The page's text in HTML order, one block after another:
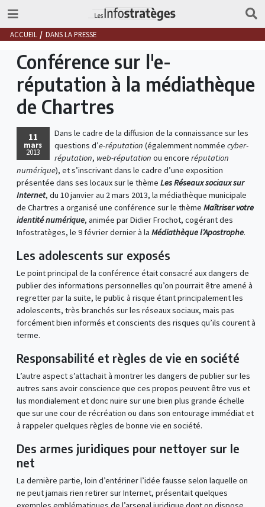
ACCUEIL DANS LA PRESSE
Conférence sur l'e-
réputation à la médiathèque
de Chartres
11
mars
2013
Dans le cadre de la diffusion de la connaissance sur les
questions d’e-réputation (égalemment nommée cyber-
réputation, web-réputation ou encore réputation
numérique), et s’inscrivant dans le cadre d’une exposition
présentée dans ses locaux sur le thème Les Réseaux sociaux sur
Internet, du 10 janvier au 2 mars 2013, la médiathèque municipale
de Chartres a organisé une conférence sur le thème Maîtriser votre
identité numérique, animée par Didier Frochot, cogérant des
Infostratèges, le 9 février dernier à la Médiathèque l’Apostrophe.
Les adolescents sur exposés
Le point principal de la conférence était consacré aux dangers de
publier des informations personnelles qu’on pourrait être amené à
regretter par la suite, le public à risque étant principalement les
adolescents, très branchés sur les réseaux sociaux, mais pas
forcément bien informés et conscients des risques qu’ils courent à
terme.
Responsabilité et règles de vie en société
L’autre aspect s’attachait à montrer les dangers de publier sur les
autres sans avoir conscience que ces propos peuvent être vus et
lus mondialement et donc nuire sur une bien plus grande échelle
que sur une cour de récréation ou dans son entourage immédiat et
à rappeler quelques règles de bonne vie en société.
Des armes juridiques pour nettoyer sur le
net
La dernière partie, loin d’entériner l’idée fausse selon laquelle on
ne peut jamais rien retirer sur Internet, présentait quelques